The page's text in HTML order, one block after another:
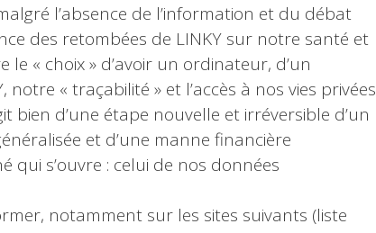
l’absence de l’information et du débat
des retombées de LINKY sur notre santé et
le « choix » d’avoir un ordinateur, d’un
« traçabilité » et l’accès à nos vies privées
bien d’une étape nouvelle et irréversible d’un
et d’une manne financière
s’ouvre : celui de nos données
notamment sur les sites suivants (liste